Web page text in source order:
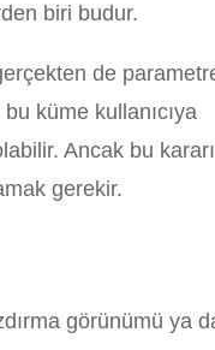
biri budur.
de
küme kullanıcıya
Ancak bu kararı
gerekir.
görünümü ya